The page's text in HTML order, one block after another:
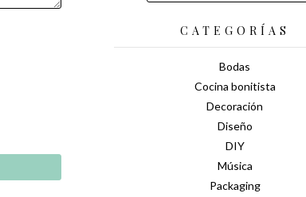
CATEGORÍAS
Bodas
Cocina bonitista
Decoración
Diseño
DIY
Música
Packaging